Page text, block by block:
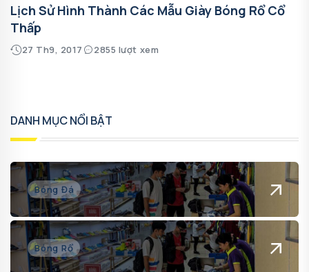
Lịch Sử Hình Thành Các Mẫu Giày Bóng Rổ Cổ
Thấp
27 Th9, 2017 2855 lượt xem
DANH MỤC NỔI BẬT
Bóng Đá
Bóng Rổ